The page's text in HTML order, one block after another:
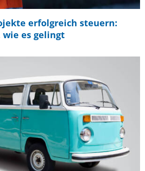
erfolgreich steuern:
wie es gelingt